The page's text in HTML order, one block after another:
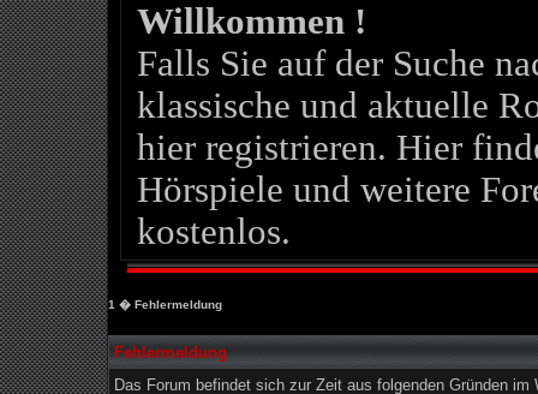
Willkommen !
Falls Sie auf der Suche
klassische und aktuelle
hier registrieren. Hier
Hörspiele und weitere
kostenlos.
1 � Fehlermeldung
Fehlermeldung
Das Forum befindet sich zur Zeit aus folgenden Gründen im